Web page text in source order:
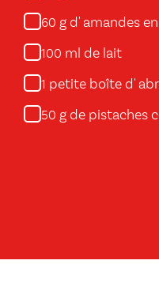
60 g d' amandes
100 ml de lait
1 petite boîte d'
50 g de pistaches